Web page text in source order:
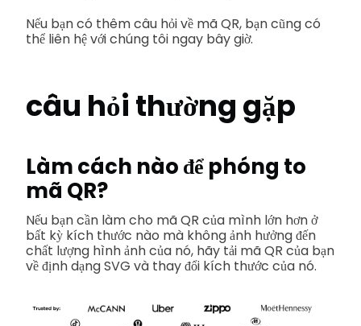
Nếu bạn có thêm câu hỏi về mã QR, bạn cũng có
thể liên hệ với chúng tôi ngay bây giờ.
câu hỏi thường gặp
Làm cách nào để phóng to
mã QR?
Nếu bạn cần làm cho mã QR của mình lớn hơn ở
bất kỳ kích thước nào mà không ảnh hưởng đến
chất lượng hình ảnh của nó, hãy tải mã QR của bạn
về định dạng SVG và thay đổi kích thước của nó.